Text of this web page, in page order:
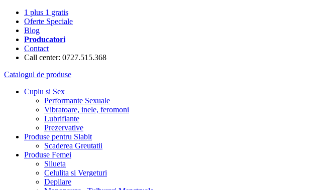
1 plus 1 gratis
Oferte Speciale
Blog
Producatori
Contact
Call center: 0727.515.368
Catalogul de produse
Cuplu si Sex
Performante Sexuale
Vibratoare, inele, feromoni
Lubrifiante
Prezervative
Produse pentru Slabit
Scaderea Greutatii
Produse Femei
Silueta
Celulita si Vergeturi
Depilare